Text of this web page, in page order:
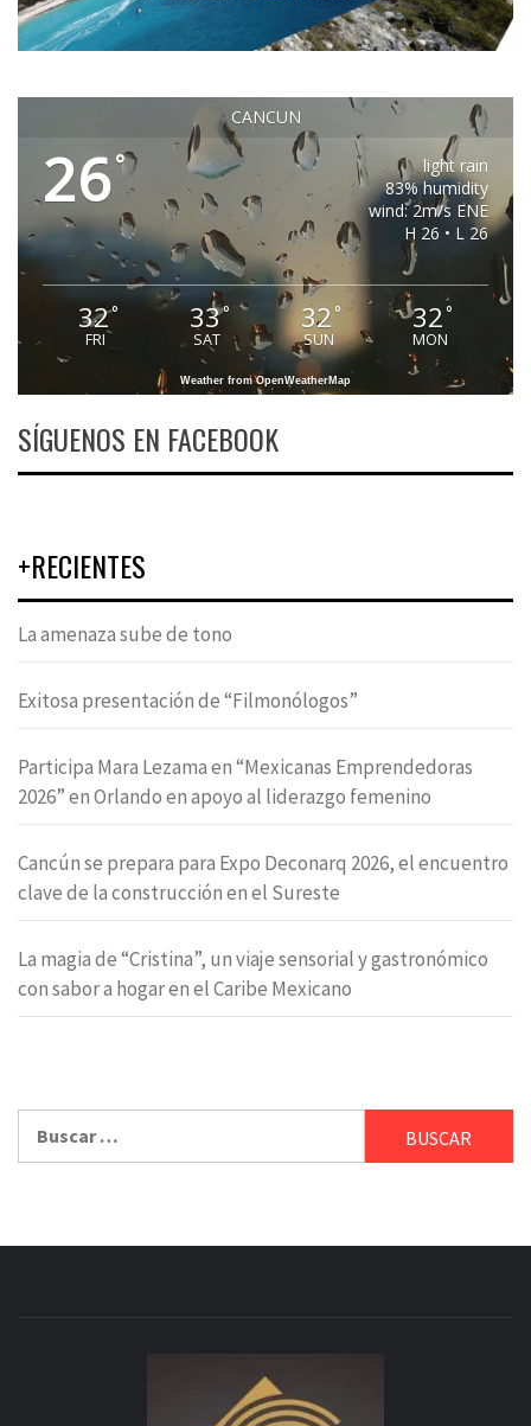
CANCUN
26°
light rain
83% humidity
wind: 2m/s ENE
H 26 • L 26
32°
FRI
33°
SAT
32 °
SUN
32°
MON
Weather from OpenWeatherMap
SÍGUENOS EN FACEBOOK
+RECIENTES
La amenaza sube de tono
Exitosa presentación de “Filmonólogos”
Participa Mara Lezama en “Mexicanas Emprendedoras
2026” en Orlando en apoyo al liderazgo femenino
Cancún se prepara para Expo Deconarq 2026, el encuentro
clave de la construcción en el Sureste
La magia de “Cristina”, un viaje sensorial y gastronómico
con sabor a hogar en el Caribe Mexicano